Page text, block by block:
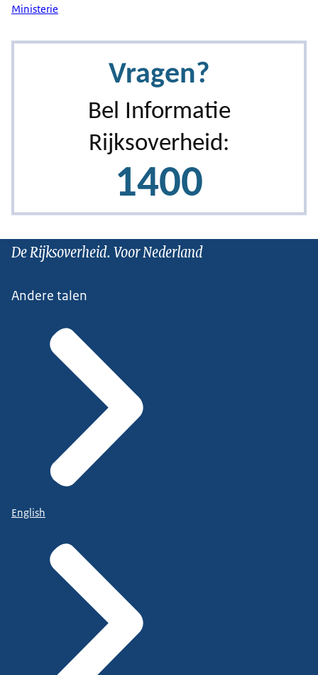
Ministerie
De Rijksoverheid. Voor Nederland
Andere talen
English